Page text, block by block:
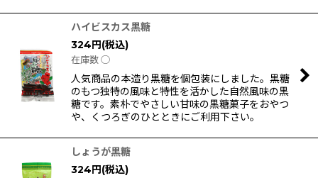
ハイビスカス黒糖
324円(税込)
在庫数 ◯
人気商品の本造り黒糖を個包装にしました。黒糖
のもつ独特の風味と特性を活かした自然風味の黒
糖です。素朴でやさしい甘味の黒糖菓子をおやつ
や、くつろぎのひとときにご利用下さい。
しょうが黒糖
324円(税込)